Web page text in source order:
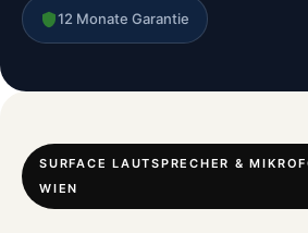
12 Monate Garantie
SURFACE LAUTSPRECHER &
WIEN